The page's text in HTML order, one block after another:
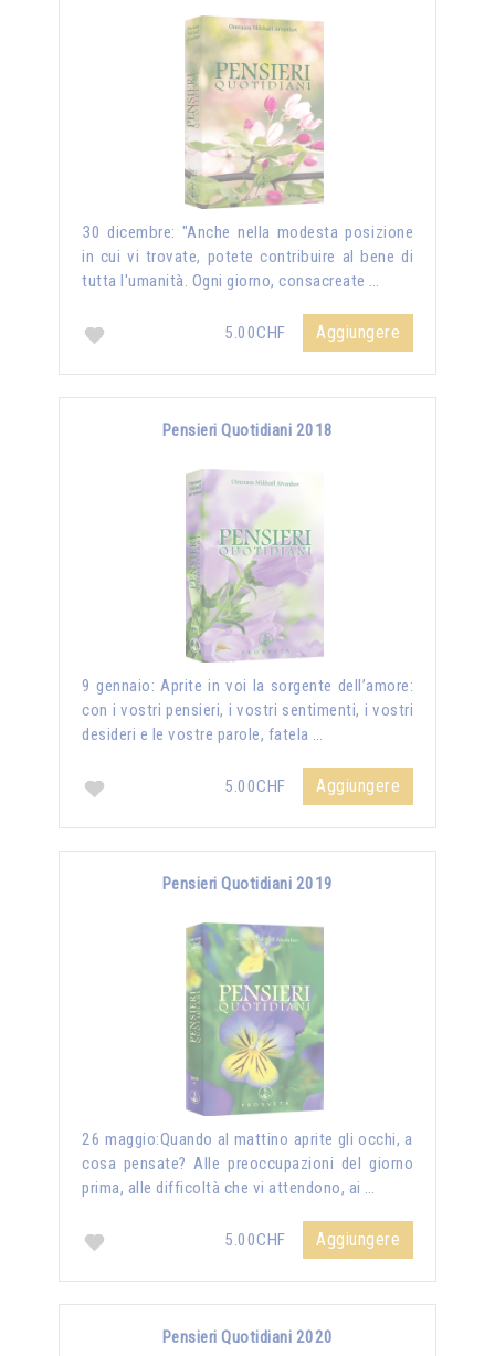
30 dicembre: "Anche nella modesta posizione
in cui vi trovate, potete contribuire al bene di
tutta l'umanità. Ogni giorno, consacreate …
5.00CHF Aggiungere
Pensieri Quotidiani 2018
9 gennaio: Aprite in voi la sorgente dell’amore:
con i vostri pensieri, i vostri sentimenti, i vostri
desideri e le vostre parole, fatela …
5.00CHF Aggiungere
Pensieri Quotidiani 2019
26 maggio:Quando al mattino aprite gli occhi, a
cosa pensate? Alle preoccupazioni del giorno
prima, alle difficoltà che vi attendono, ai …
5.00CHF Aggiungere
Pensieri Quotidiani 2020